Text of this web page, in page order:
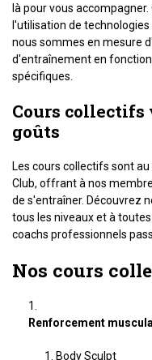
là pour vous
l'utilisation de
nous sommes en mesure
d'entraînement en
spécifiques.
Cours collectifs
goûts
Les cours collectifs sont
Club, offrant à nos
de s'entraîner. Découvrez
tous les niveaux et à
coachs professionnels
Nos cours
Renforcement
Body Sculpt